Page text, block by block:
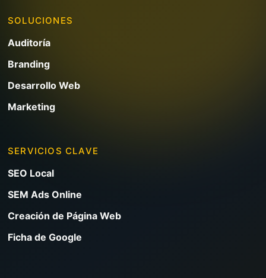
SOLUCIONES
Auditoría
Branding
Desarrollo Web
Marketing
SERVICIOS CLAVE
SEO Local
SEM Ads Online
Creación de Página Web
Ficha de Google